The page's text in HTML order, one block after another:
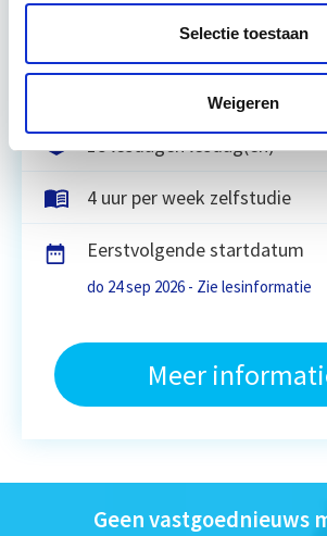
Selectie toestaan
Weigeren
dat… Lees verder
Utrecht of online
18 lesdagen lesdag(en)
4 uur per week zelfstudie
Eerstvolgende startdatum
do 24 sep 2026 - Zie lesinformatie
Meer
Geen vastgoednieuws